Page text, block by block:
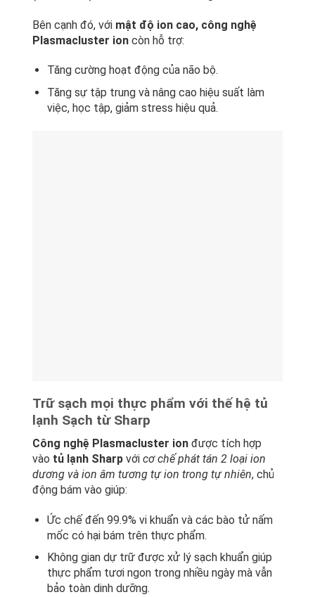
Bên cạnh đó, với mật độ ion cao, công nghệ
Plasmacluster ion còn hỗ trợ:
Tăng cường hoạt động của não bộ.
Tăng sự tập trung và nâng cao hiệu suất làm
việc, học tập, giảm stress hiệu quả.
Trữ sạch mọi thực phẩm với thế hệ tủ
lạnh Sạch từ Sharp
Công nghệ Plasmacluster ionđược tích hợp
vào tủ lạnh Sharp vớicơ chế phát tán 2 loại ion
dương và ion âm tương tự ion trong tự nhiên, chủ
động bám vào giúp:
Ức chế đến 99.9% vi khuẩn và các bào tử nấm
mốc có hại bám trên thực phẩm.
Không gian dự trữ được xử lý sạch khuẩn giúp
thực phẩm tươi ngon trong nhiều ngày mà vẫn
bảo toàn dinh dưỡng.